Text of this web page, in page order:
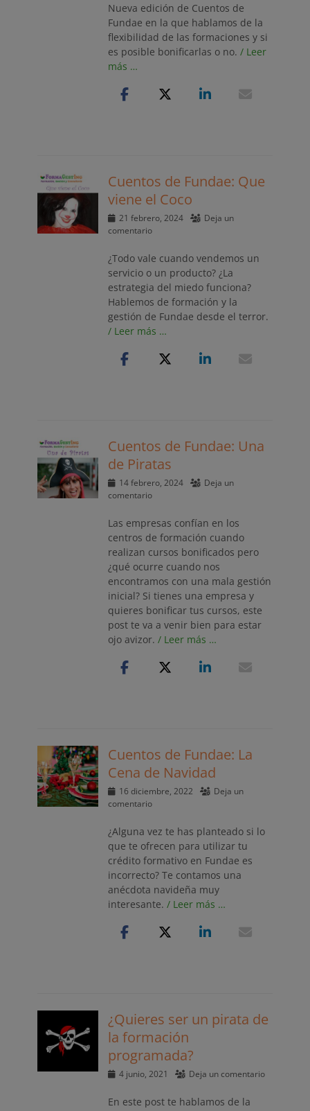
Nueva edición de Cuentos de
Fundae en la que hablamos de la
flexibilidad de las formaciones y si
es posible bonificarlas o no. / Leer
más …
Cuentos de Fundae: Que
viene el Coco
Publicado
el
21 febrero, 2024
Deja un
comentario
¿Todo vale cuando vendemos un
servicio o un producto? ¿La
estrategia del miedo funciona?
Hablemos de formación y la
gestión de Fundae desde el terror.
/ Leer más …
Cuentos de Fundae: Una
de Piratas
Publicado
el
14 febrero, 2024
Deja un
comentario
Las empresas confían en los
centros de formación cuando
realizan cursos bonificados pero
¿qué ocurre cuando nos
encontramos con una mala gestión
inicial? Si tienes una empresa y
quieres bonificar tus cursos, este
post te va a venir bien para estar
ojo avizor. / Leer más …
Cuentos de Fundae: La
Cena de Navidad
Publicado
el
16 diciembre, 2022
Deja un
comentario
¿Alguna vez te has planteado si lo
que te ofrecen para utilizar tu
crédito formativo en Fundae es
incorrecto? Te contamos una
anécdota navideña muy
interesante. / Leer más …
¿Quieres ser un pirata de
la formación
programada?
Publicado
4 junio, 2021 Deja un comentario
En este post te hablamos de la